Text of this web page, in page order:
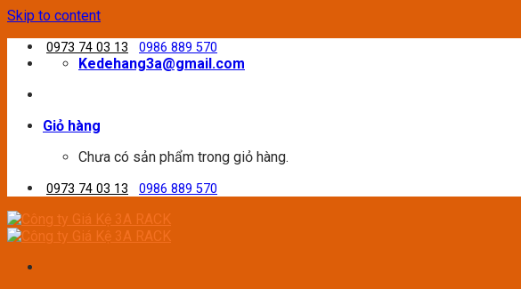
Skip to content
0973 74 03 13 0986 889 570
Kedehang3a@gmail.com
Giỏ hàng
Chưa có sản phẩm trong giỏ hàng.
0973 74 03 13 0986 889 570